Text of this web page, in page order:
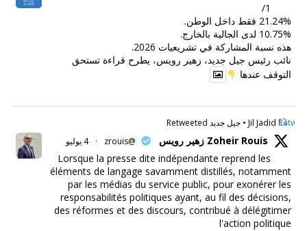
1/
21.24% فقط داخل الوطن.
10.75% لدى الجالية بالخارج.
هذه نسبة المشاركة في تشريعيات 2026.
نائب رئيس جيل جديد، زهير رويس، يطرح قراءة تستحق
التوقف عندها
Jil Jadid • جيل جديد Retweeted
Zoheir Rouis زهير رويس @zrouis
· 4 يوليو
Lorsque la presse dite indépendante reprend les
éléments de langage savamment distillés, notamment
par les médias du service public, pour exonérer les
responsabilités politiques ayant, au fil des décisions,
des réformes et des discours, contribué à délégitimer
l'action politique